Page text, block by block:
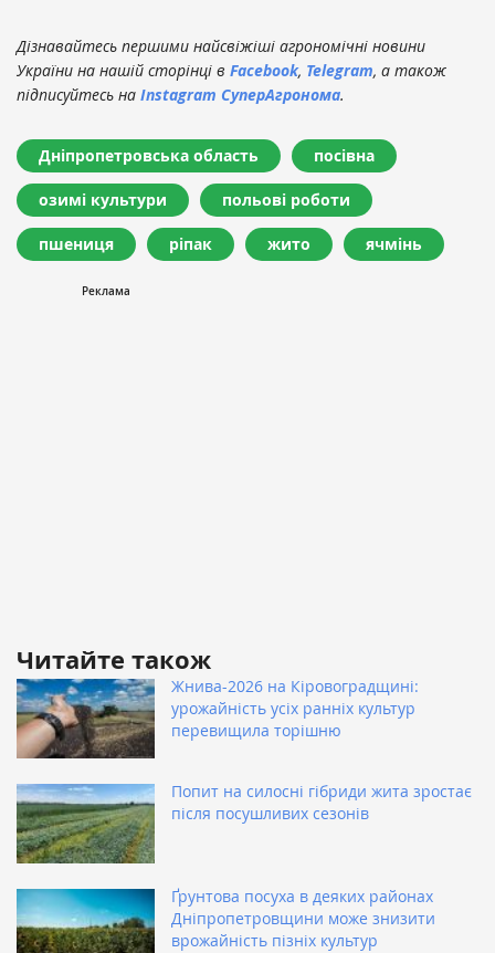
Дізнавайтесь першими найсвіжіші агрономічні новини
України на нашій сторінці в Facebook, Telegram, а також
підписуйтесь на Instagram СуперАгронома.
Дніпропетровська область посівна
озимі культури польові роботи
пшениця ріпак жито ячмінь
Читайте також
Жнива-2026 на Кіровоградщині:
урожайність усіх ранніх культур
перевищила торішню
Попит на силосні гібриди жита зростає
після посушливих сезонів
Ґрунтова посуха в деяких районах
Дніпропетровщини може знизити
врожайність пізніх культур